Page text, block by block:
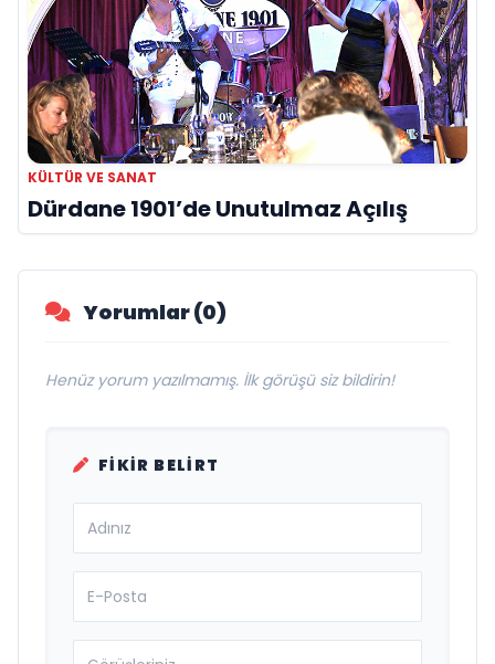
KÜLTÜR VE SANAT
Dürdane 1901’de Unutulmaz Açılış
Yorumlar (0)
Henüz yorum yazılmamış. İlk görüşü siz bildirin!
FIKIR BELIRT